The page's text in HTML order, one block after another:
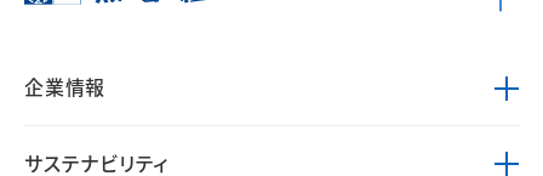
企業情報
サステナビリティ